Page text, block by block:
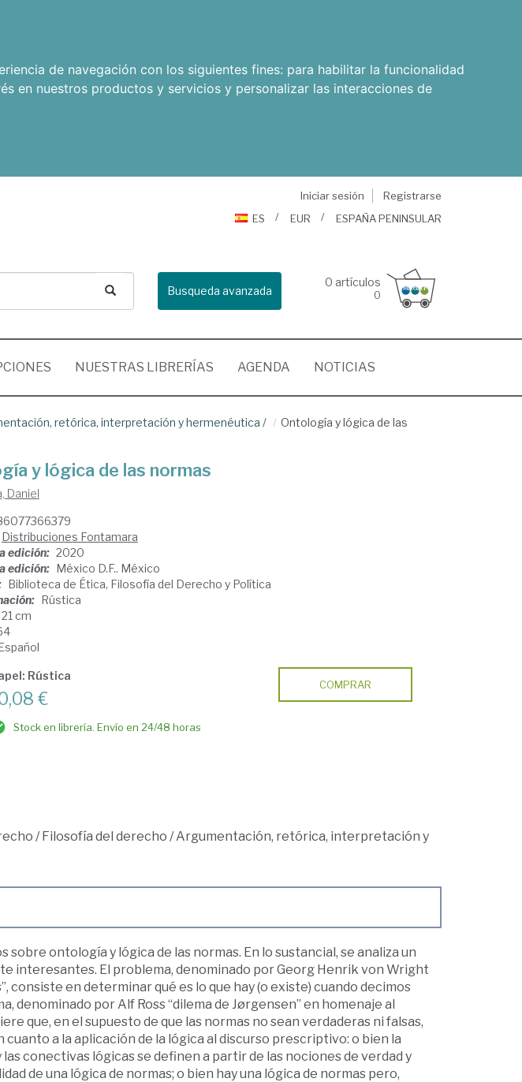
de navegación con los siguientes fines: para habilitar la funcionalidad
en nuestros productos y servicios y personalizar las interacciones de
Iniciar sesión
Registrarse
ES
EUR ESPAÑA PENINSULAR
Busqueda avanzada
0 artículos
0
NUESTRAS LIBRERÍAS AGENDA NOTICIAS
retórica, interpretación y hermenéutica /
Ontología y lógica de las
y lógica de las normas
Daniel
Distribuciones Fontamara
edición: 2020
edición: México D.F.. México
Biblioteca de Ética, Filosofía del Derecho y Política
Rústica
21 cm
Rústica
€
Stock en librería. Envío en 24/48 horas
COMPRAR
/Filosofía del derecho /Argumentación, retórica, interpretación y
ontología y lógica de las normas. En lo sustancial, se analiza un
interesantes. El problema, denominado por Georg Henrik von Wright
consiste en determinar qué es lo que hay (o existe) cuando decimos
denominado por Alf Ross “dilema de Jørgensen” en homenaje al
que, en el supuesto de que las normas no sean verdaderas ni falsas,
a la aplicación de la lógica al discurso prescriptivo: o bien la
conectivas lógicas se definen a partir de las nociones de verdad y
de una lógica de normas; o bien hay una lógica de normas pero,